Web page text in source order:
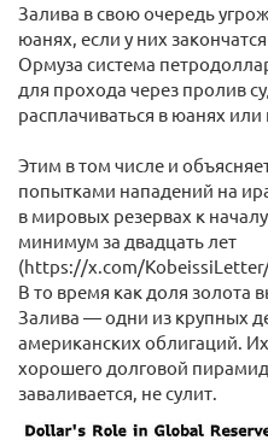
Залива в свою очередь
юанях, если у них
Ормуза система
для прохода через пролив
расплачиваться в юанях
Этим в том числе и
попытками нападений на
в мировых резервах к
минимум за двадцать лет
(https://x.com/
В то время как доля золота
Залива — одни из крупных
американских облигаций.
хорошего долговой
заваливается, не сулит.